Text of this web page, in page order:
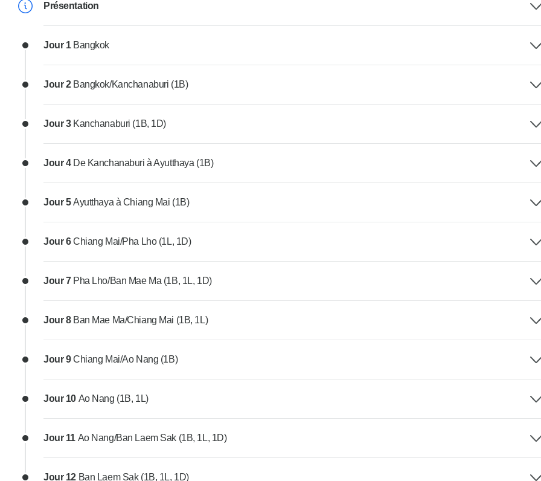
Présentation
Jour 1 Bangkok
Jour 2 Bangkok/Kanchanaburi (1B)
Jour 3 Kanchanaburi (1B, 1D)
Jour 4 De Kanchanaburi à Ayutthaya (1B)
Jour 5Ayutthaya à Chiang Mai (1B)
Jour 6Chiang Mai/Pha Lho (1L, 1D)
Jour 7 Pha Lho/Ban Mae Ma (1B, 1L, 1D)
Jour 8 Ban Mae Ma/Chiang Mai (1B, 1L)
Jour 9Chiang Mai/Ao Nang (1B)
Jour 10 Ao Nang (1B, 1L)
Jour 11 Ao Nang/Ban Laem Sak (1B, 1L, 1D)
Jour 12 Ban Laem Sak (1B, 1L, 1D)